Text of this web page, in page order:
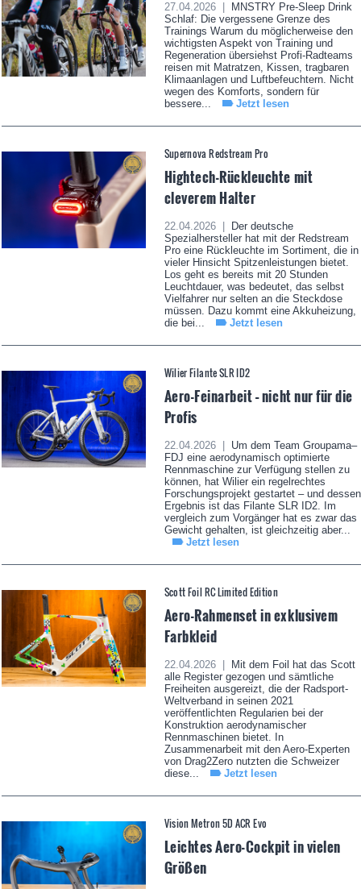
27.04.2026 |
MNSTRY Pre-Sleep Drink
Schlaf: Die vergessene Grenze des
Trainings Warum du möglicherweise den
wichtigsten Aspekt von Training und
Regeneration übersiehst Profi-Radteams
reisen mit Matratzen, Kissen, tragbaren
Klimaanlagen und Luftbefeuchtern. Nicht
wegen des Komforts, sondern für
bessere...
Jetzt lesen
Supernova Redstream Pro
Hightech-Rückleuchte mit
cleverem Halter
22.04.2026 |
Der deutsche
Spezialhersteller hat mit der Redstream
Pro eine Rückleuchte im Sortiment, die in
vieler Hinsicht Spitzenleistungen bietet.
Los geht es bereits mit 20 Stunden
Leuchtdauer, was bedeutet, das selbst
Vielfahrer nur selten an die Steckdose
müssen. Dazu kommt eine Akkuheizung,
die bei...
Jetzt lesen
Wilier Filante SLR ID2
Aero-Feinarbeit – nicht nur für die
Profis
22.04.2026 |
Um dem Team Groupama–
FDJ eine aerodynamisch optimierte
Rennmaschine zur Verfügung stellen zu
können, hat Wilier ein regelrechtes
Forschungsprojekt gestartet – und dessen
Ergebnis ist das Filante SLR ID2. Im
vergleich zum Vorgänger hat es zwar das
Gewicht gehalten, ist gleichzeitig aber...
Jetzt lesen
Scott Foil RC Limited Edition
Aero-Rahmenset in exklusivem
Farbkleid
22.04.2026 |
Mit dem Foil hat das Scott
alle Register gezogen und sämtliche
Freiheiten ausgereizt, die der Radsport-
Weltverband in seinen 2021
veröffentlichten Regularien bei der
Konstruktion aerodynamischer
Rennmaschinen bietet. In
Zusammenarbeit mit den Aero-Experten
von Drag2Zero nutzten die Schweizer
diese...
Jetzt lesen
Vision Metron 5D ACR Evo
Leichtes Aero-Cockpit in vielen
Größen